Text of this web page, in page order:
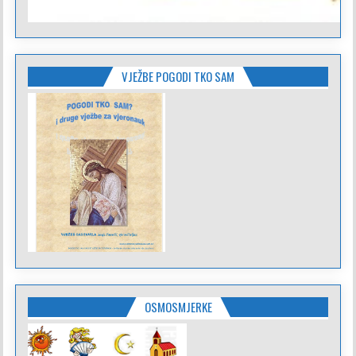
VJEŽBE POGODI TKO SAM
OSMOSMJERKE